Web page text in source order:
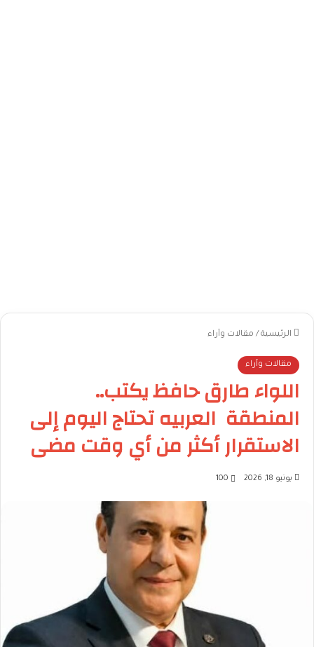
الرئيسية / مقالات وآراء
مقالات وآراء
اللواء طارق حافظ يكتب..
المنطقة العربيه تحتاج اليوم إلى
الاستقرار أكثر من أي وقت مضى
يونيو 18, 2026 100